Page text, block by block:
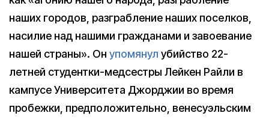
наших городов, разграбление наших поселков,
насилие над нашими гражданами и завоевание
нашей страны». Он упомянул убийство 22-
летней студентки-медсестры Лейкен Райли в
кампусе Университета Джорджии во время
пробежки, предположительно, венесуэльским